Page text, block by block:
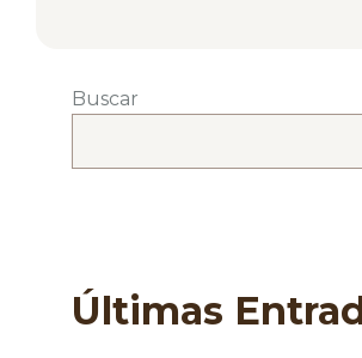
Buscar
Últimas